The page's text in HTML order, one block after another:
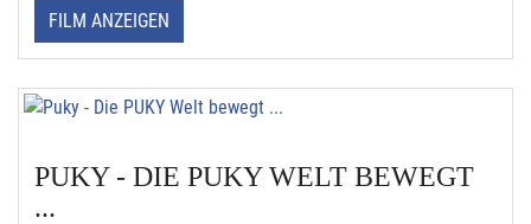
FILM ANZEIGEN
PUKY - DIE PUKY WELT BEWEGT
...